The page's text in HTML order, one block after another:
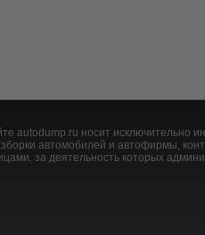
autodump.ru носит исключительно
автомобилей и автофирмы,
за деятельность которых